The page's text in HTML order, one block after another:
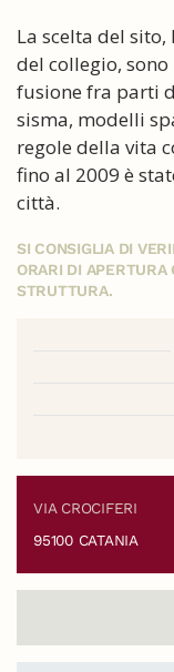
La scelta del
del collegio,
fusione fra parti
sisma, modelli
regole della vita
fino al 2009 è
città.
SI CONSIGLIA DI
ORARI DI APERTURA
STRUTTURA.
VIA CROCIFERI
95100 CATANIA